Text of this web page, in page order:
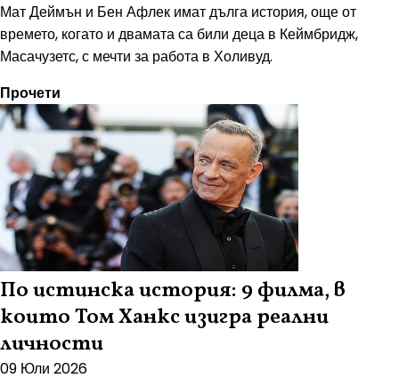
Мат Деймън и Бен Афлек имат дълга история, още от
времето, когато и двамата са били деца в Кеймбридж,
Масачузетс, с мечти за работа в Холивуд.
Прочети
По истинска история: 9 филма, в
които Том Ханкс изигра реални
личности
09 Юли 2026